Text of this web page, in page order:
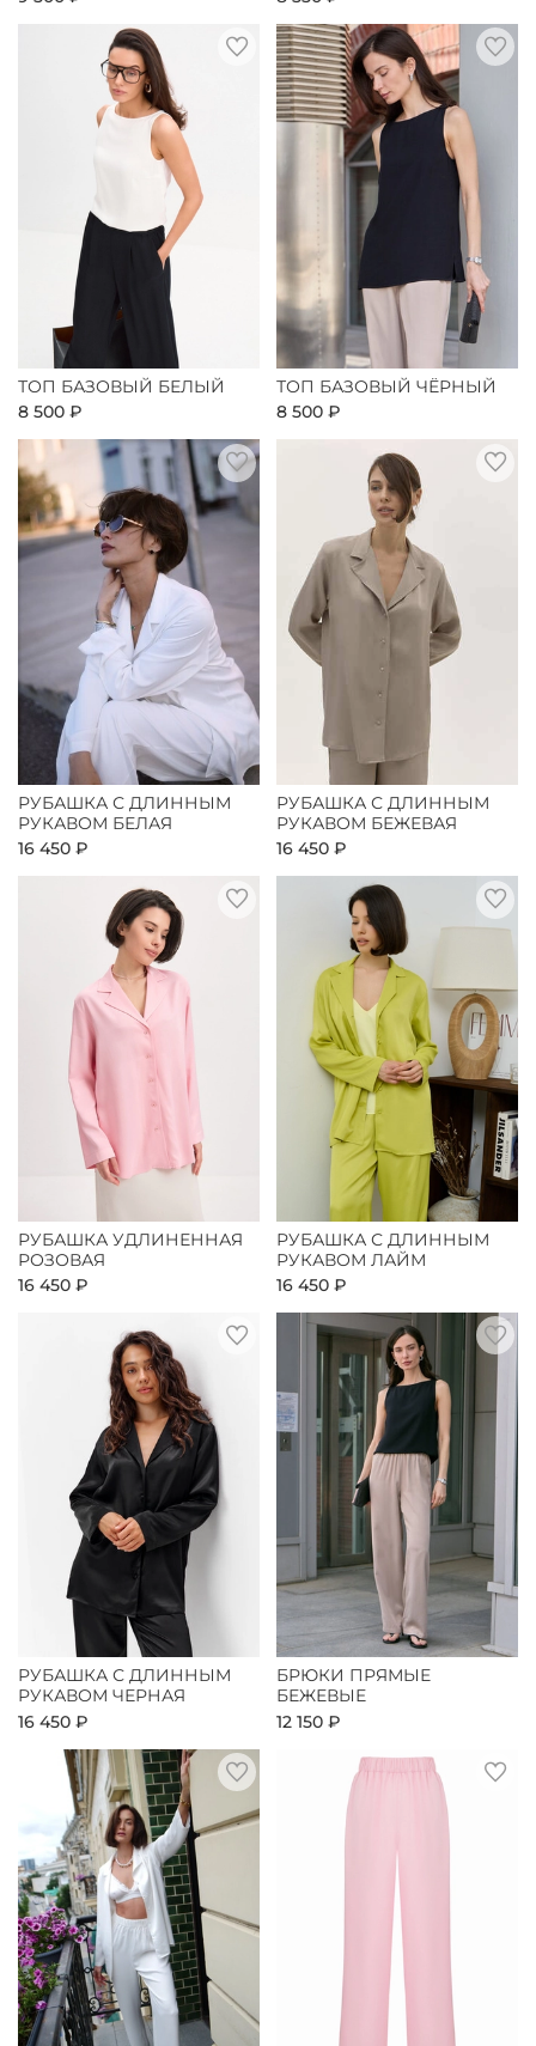
ТОП БАЗОВЫЙ БЕЛЫЙ
8 500 ₽
ТОП БАЗОВЫЙ ЧЁРНЫЙ
8 500 ₽
РУБАШКА С ДЛИННЫМ
РУКАВОМ БЕЛАЯ
16 450 ₽
РУБАШКА С ДЛИННЫМ
РУКАВОМ БЕЖЕВАЯ
16 450 ₽
РУБАШКА УДЛИНЕННАЯ
РОЗОВАЯ
16 450 ₽
РУБАШКА С ДЛИННЫМ
РУКАВОМ ЛАЙМ
16 450 ₽
РУБАШКА С ДЛИННЫМ
РУКАВОМ ЧЕРНАЯ
16 450 ₽
БРЮКИ ПРЯМЫЕ
БЕЖЕВЫЕ
12 150 ₽